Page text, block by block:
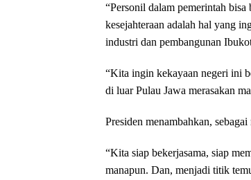
“Personil dalam pemerintah
kesejahteraan adalah hal yang
industri dan pembangunan
“Kita ingin kekayaan negeri ini
di luar Pulau Jawa merasakan
Presiden menambahkan,
“Kita siap bekerjasama, siap
manapun. Dan, menjadi titik